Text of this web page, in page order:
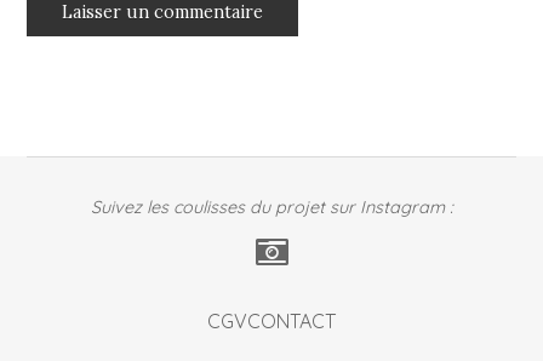
Suivez les coulisses du projet sur Instagram :
CGVCONTACT